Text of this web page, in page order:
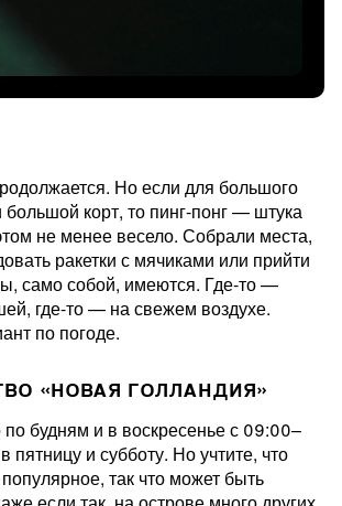
Но если для большого
корт, то пинг-понг — штука
не менее весело. Собрали места,
ракетки с мячиками или прийти
само собой, имеются. Где-то —
где-то — на свежем воздухе.
по погоде.
«НОВАЯ ГОЛЛАНДИЯ»
будням и в воскресенье с 09:00–
и субботу. Но учтите, что
так что может быть